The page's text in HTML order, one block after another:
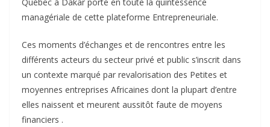
managériale de cette plateforme Entrepreneuriale.
Ces moments d’échanges et de rencontres entre les
différents acteurs du secteur privé et public s’inscrit dans
un contexte marqué par revalorisation des Petites et
moyennes entreprises Africaines dont la plupart d’entre
elles naissent et meurent aussitôt faute de moyens
financiers .